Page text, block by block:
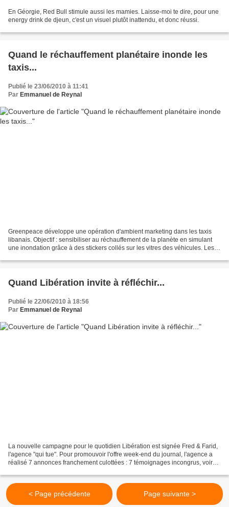
En Géorgie, Red Bull stimule aussi les mamies. Laisse-moi te dire, pour une
energy drink de djeun, c'est un visuel plutôt inattendu, et donc réussi.
Quand le réchauffement planétaire inonde les
taxis...
Publié le 23/06/2010 à 11:41
Par Emmanuel de Reynal
Greenpeace développe une opération d'ambient marketing dans les taxis
libanais. Objectif : sensibiliser au réchauffement de la planète en simulant
une inondation grâce à des stickers collés sur les vitres des véhicules. Les
Quand Libération invite à réfléchir...
Publié le 22/06/2010 à 18:56
Par Emmanuel de Reynal
La nouvelle campagne pour le quotidien Libération est signée Fred & Farid,
l'agence "qui tue". Pour promouvoir l'offre week-end du journal, l'agence a
réalisé 7 annonces franchement culottées : 7 témoignages incongrus, voire
< Page précédente Page suivante >